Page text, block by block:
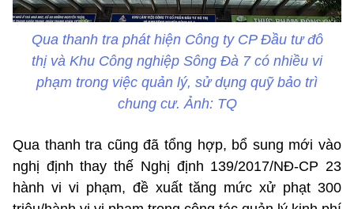
Qua thanh tra phát hiện Công ty CP Đầu tư đô
thị và Khu Công nghiệp Sông Đà 7 có nhiều vi
phạm trong việc quản lý, sử dụng quỹ bảo trì
chung cư. Ảnh: TQ
Qua thanh tra cũng đã tổng hợp, bổ sung mới vào
nghị định thay thế Nghị định 139/2017/NĐ-CP 23
hành vi vi phạm, đề xuất tăng mức xử phạt 300